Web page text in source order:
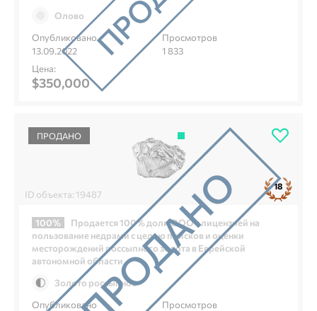
Олово
Опубликовано
13.09.2022
Просмотров
1 833
Цена:
$350,000
ПРОДАНО
ID объекта: 19487
18
100%
Продается 100% доли ООО с лицензией на
пользование недрами с целью поисков и оценки
месторождений россыпного золота в Еврейской
автономной области
Золото россыпное
Опубликовано
Просмотров